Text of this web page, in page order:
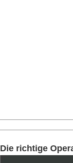
Die richtige